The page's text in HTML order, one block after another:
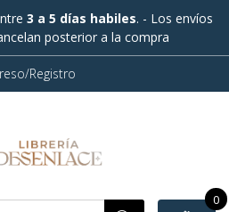
3 a 5 días habiles. - Los envíos
posterior a la compra
Registro
0